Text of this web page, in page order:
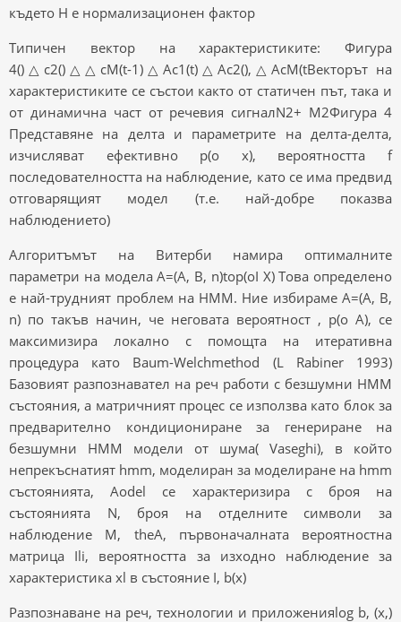
където H е нормализационен фактор
Типичен вектор на характеристиките: Фигура
4()△c2()△△cM(t-1)△Ac1(t)△Ac2(),△AcM(tВекторът на
характеристиките се състои както от статичен път, така и
от динамична част от речевия сигналN2+ M2Фигура 4
Представяне на делта и параметрите на делта-делта,
изчисляват ефективно p(o x), вероятността f
последователността на наблюдение, като се има предвид
отговарящият модел (т.е. най-добре показва
наблюдението)
Алгоритъмът на Витерби намира оптималните
параметри на модела A=(A, B, n)top(oI X) Това определено
е най-трудният проблем на HMM. Ние избираме A=(A, B,
n) по такъв начин, че неговата вероятност , p(o A), се
максимизира локално с помощта на итеративна
процедура като Baum-Welchmethod (L Rabiner 1993)
Базовият разпознавател на реч работи с безшумни HMM
състояния, а матричният процес се използва като блок за
предварително кондициониране за генериране на
безшумни HMM модели от шума( Vaseghi), в който
непрекъснатият hmm, моделиран за моделиране на hmm
състоянията, Aodel се характеризира с броя на
състоянията N, броя на отделните символи за
наблюдение M, theA, първоначалната вероятностна
матрица Ili, вероятността за изходно наблюдение за
характеристика xl в състояние I, b(x)
Разпознаване на реч, технологии и приложенияlog b, (x,)